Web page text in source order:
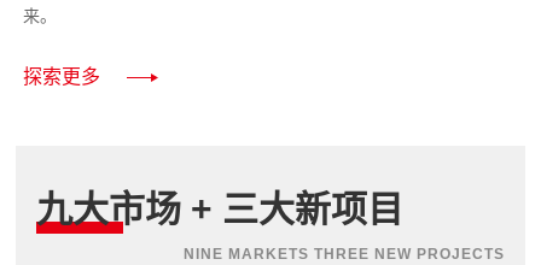
来。
探索更多
九大市场 + 三大新项目
NINE MARKETS THREE NEW PROJECTS